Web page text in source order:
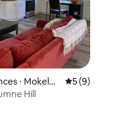
30 commentaires : 4,97 sur 5
⋅ Mokelu
Évaluation
5 (9)
Hill